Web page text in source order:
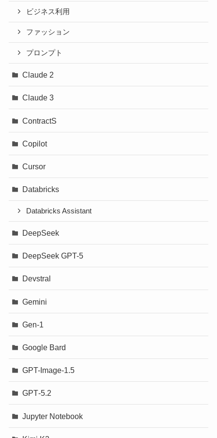
ビジネス利用
ファッション
プロンプト
Claude 2
Claude 3
ContractS
Copilot
Cursor
Databricks
Databricks Assistant
DeepSeek
DeepSeek GPT-5
Devstral
Gemini
Gen-1
Google Bard
GPT-Image-1.5
GPT‐5.2
Jupyter Notebook